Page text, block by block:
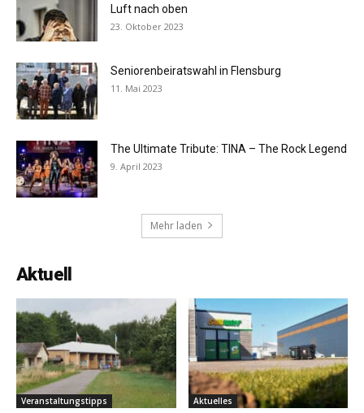
Luft nach oben
23. Oktober 2023
Seniorenbeiratswahl in Flensburg
11. Mai 2023
The Ultimate Tribute: TINA – The Rock Legend
9. April 2023
Mehr laden
Aktuell
Veranstaltungstipps Aktuelles